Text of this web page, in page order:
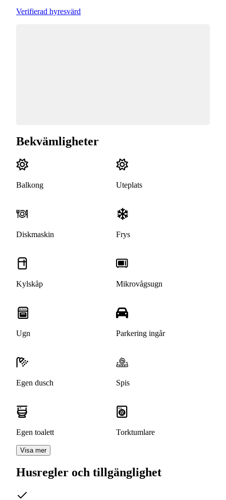
Verifierad hyresvärd
Bekvämligheter
Balkong Uteplats
Diskmaskin Frys
Kylskåp Mikrovågsugn
Ugn Parkering ingår
Egen dusch Spis
Egen toalett Torktumlare
Visa mer
Husregler och tillgänglighet